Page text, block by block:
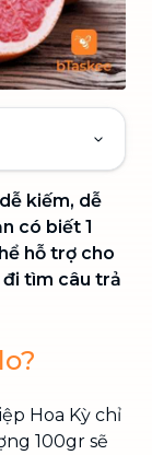
kiếm, dễ
có biết 1
hỗ trợ cho
đi tìm câu trả
Hoa Kỳ chỉ
100gr sẽ